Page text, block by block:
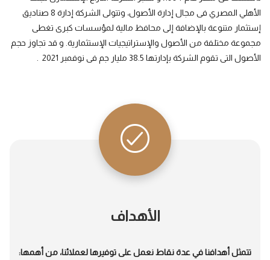
الأهلي المصري فى مجال إدارة الأصول، وتتولى الشركة إدارة 8 صناديق
إستثمار متنوعة بالإضافة إلى محافظ مالية لمؤسسات كبرى تغطى
مجموعة مختلفة من الأصول والإستراتيجيات الإستثمارية. و قد تجاوز حجم
الأصول التى تقوم الشركة بإدارتها 38.5 مليار جم فى نوفمبر 2021 .
الأهداف
تتمثل أهدافنا في عدة نقاط نعمل على توفيرها لعملائنا، من أهمها: